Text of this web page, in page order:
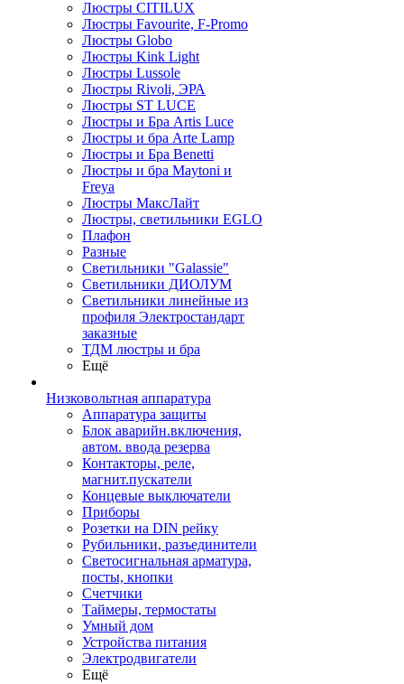
Люстры CITILUX
Люстры Favourite, F-Promo
Люстры Globo
Люстры Kink Light
Люстры Lussole
Люстры Rivoli, ЭРА
Люстры ST LUCE
Люстры и Бра Artis Luce
Люстры и бра Arte Lamp
Люстры и Бра Benetti
Люстры и бра Maytoni и
Freya
Люстры МаксЛайт
Люстры, светильники EGLO
Плафон
Разные
Светильники "Galassie"
Светильники ДИОЛУМ
Светильники линейные из
профиля Электростандарт
заказные
ТДМ люстры и бра
Ещё
Низковольтная аппаратура
Аппаратура защиты
Блок аварийн.включения,
автом. ввода резерва
Контакторы, реле,
магнит.пускатели
Концевые выключатели
Приборы
Розетки на DIN рейку
Рубильники, разъединители
Светосигнальная арматура,
посты, кнопки
Счетчики
Таймеры, термостаты
Умный дом
Устройства питания
Электродвигатели
Ещё